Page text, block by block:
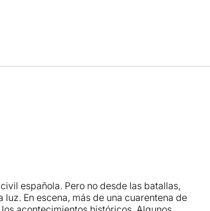
española. Pero no desde las batallas,
En escena, más de una cuarentena de